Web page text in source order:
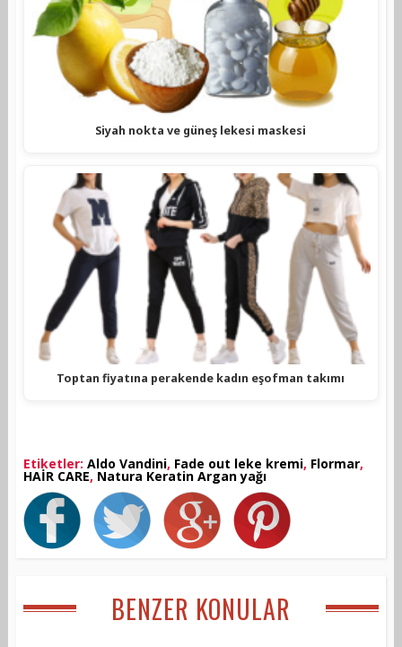
Siyah nokta ve güneş lekesi maskesi
Toptan fiyatına perakende kadın eşofman takımı
Etiketler: Aldo Vandini, Fade out leke kremi, Flormar,
HAİR CARE, Natura Keratin Argan yağı
BENZER KONULAR